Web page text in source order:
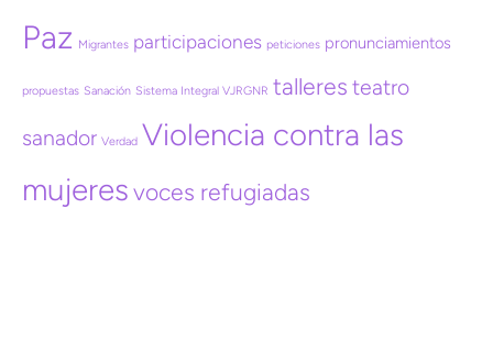
Paz Migrantes participaciones peticiones pronunciamientos
propuestas Sanación Sistema Integral VJRGNR talleres teatro
sanador Verdad Violencia contra las
mujeres voces refugiadas